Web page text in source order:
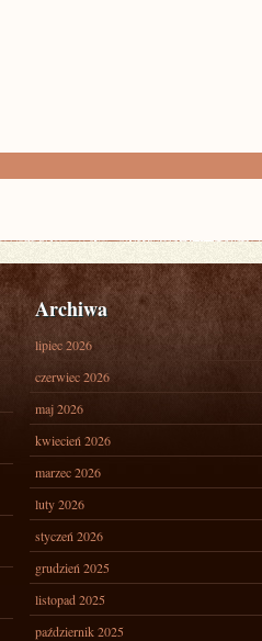
Archiwa
lipiec 2026
czerwiec 2026
maj 2026
kwiecień 2026
marzec 2026
luty 2026
styczeń 2026
grudzień 2025
listopad 2025
październik 2025